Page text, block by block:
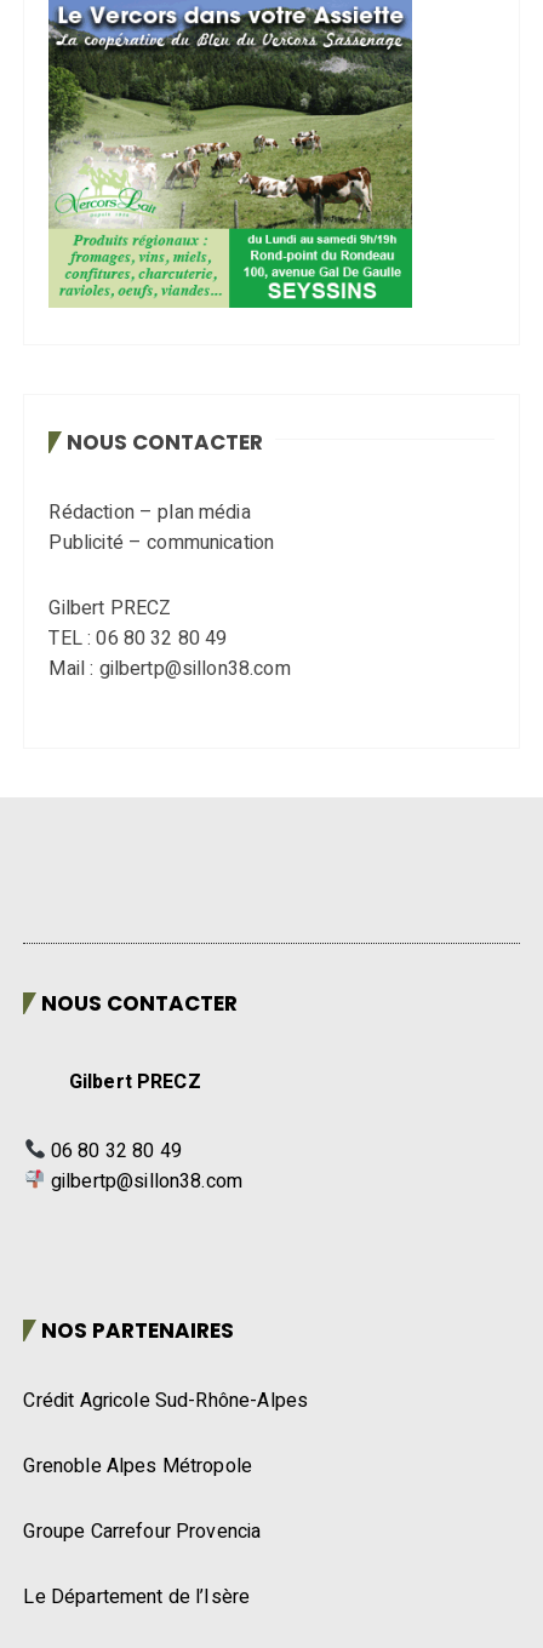
NOUS CONTACTER
Rédaction – plan média
Publicité – communication
Gilbert PRECZ
TEL : 06 80 32 80 49
Mail : gilbertp@sillon38.com
NOUS CONTACTER
Gilbert PRECZ
06 80 32 80 49
gilbertp@sillon38.com
NOS PARTENAIRES
Crédit Agricole Sud-Rhône-Alpes
Grenoble Alpes Métropole
Groupe Carrefour Provencia
Le Département de l’Isère